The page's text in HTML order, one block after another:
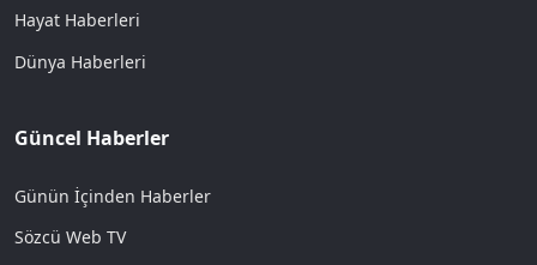
Hayat Haberleri
Dünya Haberleri
Güncel Haberler
Günün İçinden Haberler
Sözcü Web TV